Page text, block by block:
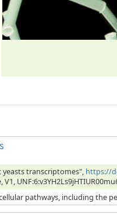
yeasts transcriptomes", https://
pathways, including the